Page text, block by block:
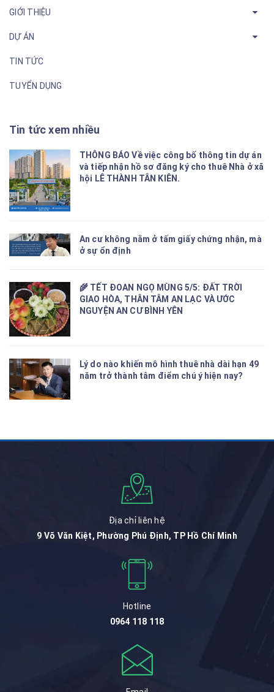
GIỚI THIỆU
DỰ ÁN
TIN TỨC
TUYỂN DỤNG
Tin tức xem nhiều
THÔNG BÁO Về việc công bố thông tin dự án
và tiếp nhận hồ sơ đăng ký cho thuê Nhà ở xã
hội LÊ THÀNH TÂN KIÊN.
An cư không nằm ở tấm giấy chứng nhận, mà
ở sự ổn định
🌾 TẾT ĐOAN NGỌ MÙNG 5/5: ĐẤT TRỜI
GIAO HÒA, THÂN TÂM AN LẠC VÀ ƯỚC
NGUYỆN AN CƯ BÌNH YÊN
Lý do nào khiến mô hình thuê nhà dài hạn 49
năm trở thành tâm điểm chú ý hiện nay?
Địa chỉ liên hệ
9 Võ Văn Kiệt, Phường Phú Định, TP Hồ Chí Minh
Hotline
0964 118 118